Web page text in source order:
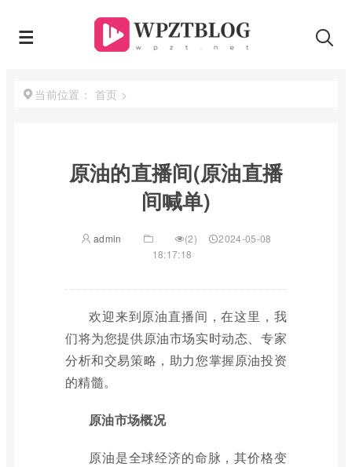
当前位置： 首页 >
原油的直播间(原油直播
间喊单)
admin (2)
2024-05-08
18:17:18
欢迎来到原油直播间，在这里，我
们将为您提供原油市场实时动态、专家
分析和交易策略，助力您掌握原油投资
的精髓。
原油市场概况
原油是全球经济的命脉，其价格变